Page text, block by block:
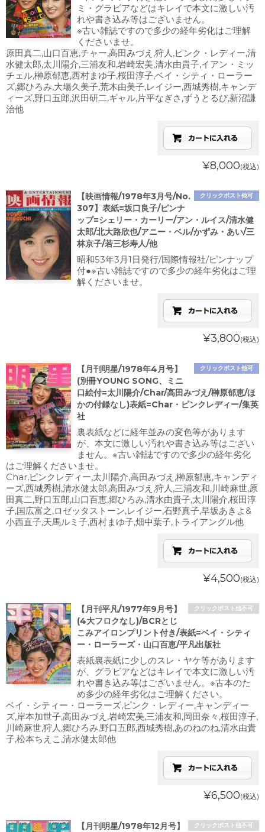
ミ・グラビアなどはキレイで本文に激しい汚
れや書き込み等はございません。
※古い雑誌ですので多少の経年劣化はご理解
くださいませ。
原田真二,山口百恵,チャー,高田みづえ,狩人,ピンク・レディー,清
水健太郎,太川陽介,三浦友和,岩崎宏美,清水由貴子,イアン・ミッ
チェル,榊原郁恵,西村まゆ子,桜田淳子,ベイ・シティ・ローラー
ズ,郷ひろみ,大場久美子,荒木由美子,レイジー,西城秀樹,キャンデ
ィーズ,野口五郎,沢田研二,ギャル,片平なぎさ,ずうとるび,新沼謙
治他
¥8,000(税込)
クリックポスト他可
【映画情報/1978年3月号/No.
307】表紙=坂口良子/ピンナ
ップ=シェリー・カーリー/アン・ルイス/清水健
太郎/北大路欣也/アニー・ベル/かずみ・あい/三
林京子/若三杉寿人/他
昭和53年3月1日発行/国際情報社/ピンナップ
付●※古い雑誌ですので多少の経年劣化はご理
解くださいませ。
¥3,800(税込)
クリックポスト他可
【月刊明星/1978年4月号】
(別冊YOUNG SONG、ミニ
口絵付=太川陽介/Char/高田みづえ/榊原郁恵/ほ
かの付録なし)表紙=Char・ピンクレディー/集英
社
裏表紙などに経年並みの変色等があります
が、本文に激しい汚れや書き込み等はござい
ません。※古い雑誌ですので多少の経年劣化
はご理解くださいませ。
Char,ピンクレディー,太川陽介,高田みづえ,榊原郁恵,キャンディ
ーズ,西城秀樹,清水健太郎,高田みづえ,狩人,三浦友和,川崎麻世,原
田真二,野口五郎,山口百恵,郷ひろみ,清水由貴子,太川陽介,桜田淳
子,国広富之,ロゼッタストーン,レイジー,石野真子,早坂あきよ&
小西直子,天馬ルミ子,西村まゆ子,畑中葉子,トライアングル他
¥4,500(税込)
クリックポスト他不可
【月刊平凡/1977年9月号】
(4大フロクなし)/BCRとじ
こみアイロンプリント付き/表紙=ベイ・シティ
ー・ローラーズ・山口百恵/平凡出版社
表紙裏表紙に少しのスレ・ヤケ等があります
が、グラビアなどはキレイで本文に激しい汚
れや書き込み等はございません。※古本のた
め多少の経年劣化はご理解ください。
ベイ・シティー・ローラーズ,ピンク・レディー,キャンディー
ズ,岸本加世子,高田みづえ,岩崎宏美,三浦友和,岡田奈々,桜田淳子,
川崎麻世,狩人,郷ひろみ,野口五郎,西城秀樹,あのねのね,清水由貴
子,松本ちえこ,清水健太郎他
¥6,500(税込)
クリックポスト他不可
【月刊明星/1978年12月号】